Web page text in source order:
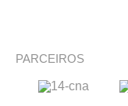
PARCEIROS